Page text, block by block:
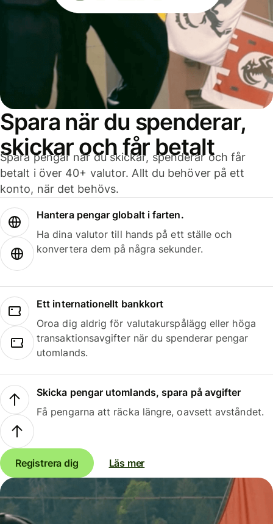
Spara när du spenderar,
skickar och får betalt
Spara pengar när du skickar, spenderar och får
betalt i över 40+ valutor. Allt du behöver på ett
konto, när det behövs.
Hantera pengar globalt i farten.
Ha dina valutor till hands på ett ställe och
konvertera dem på några sekunder.
Ett internationellt bankkort
Oroa dig aldrig för valutakurspålägg eller höga
transaktionsavgifter när du spenderar pengar
utomlands.
Skicka pengar utomlands, spara på avgifter
Få pengarna att räcka längre, oavsett avståndet.
Registrera dig Läs mer